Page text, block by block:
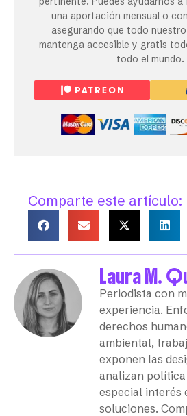
una aportación mensual o
asegurando que todo
mantenga accesible y gratis
todo el mundo.
Comparte este artículo:
Laura M.
Periodista con
experiencia.
derechos
ambiental,
exponen las
analizan
especial interés
soluciones.